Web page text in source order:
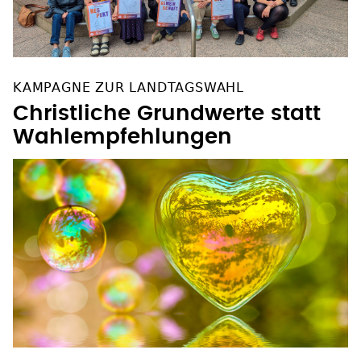
KAMPAGNE ZUR LANDTAGSWAHL
Christliche Grundwerte statt
Wahlempfehlungen